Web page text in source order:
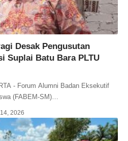
Desak Pengusutan
Suplai Batu Bara PLTU
- Forum Alumni Badan Eksekutif
(FABEM-SM)…
2026